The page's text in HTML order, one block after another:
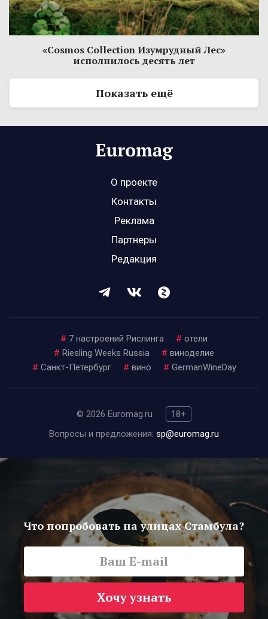
«Cosmos Collection Изумрудный Лес»
исполнилось десять лет
Показать ещё
О проекте
Контакты
Реклама
Партнеры
Редакция
# 7 настроений Рислинга # отели
# Riesling Weeks Russia # виноделие
# Санкт-Петербург # вино # GermanWineDay
© 2026 Euromag.ru
18+
Вопросы и предложения: sp@euromag.ru
Что попробовать на улицах Стамбула?
Хочу узнать